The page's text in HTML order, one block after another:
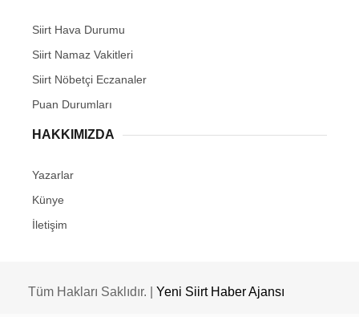
Siirt Hava Durumu
Siirt Namaz Vakitleri
Siirt Nöbetçi Eczanaler
Puan Durumları
HAKKIMIZDA
Yazarlar
Künye
İletişim
Tüm Hakları Saklıdır. | Yeni Siirt Haber Ajansı